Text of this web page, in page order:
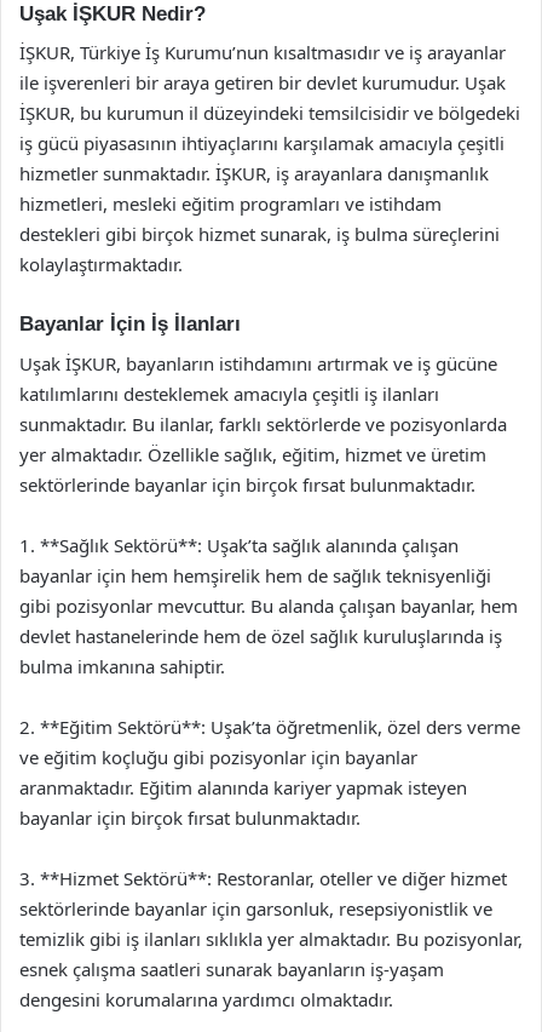
Uşak İŞKUR Nedir?
İŞKUR, Türkiye İş Kurumu’nun kısaltmasıdır ve iş arayanlar
ile işverenleri bir araya getiren bir devlet kurumudur. Uşak
İŞKUR, bu kurumun il düzeyindeki temsilcisidir ve bölgedeki
iş gücü piyasasının ihtiyaçlarını karşılamak amacıyla çeşitli
hizmetler sunmaktadır. İŞKUR, iş arayanlara danışmanlık
hizmetleri, mesleki eğitim programları ve istihdam
destekleri gibi birçok hizmet sunarak, iş bulma süreçlerini
kolaylaştırmaktadır.
Bayanlar İçin İş İlanları
Uşak İŞKUR, bayanların istihdamını artırmak ve iş gücüne
katılımlarını desteklemek amacıyla çeşitli iş ilanları
sunmaktadır. Bu ilanlar, farklı sektörlerde ve pozisyonlarda
yer almaktadır. Özellikle sağlık, eğitim, hizmet ve üretim
sektörlerinde bayanlar için birçok fırsat bulunmaktadır.
1. **Sağlık Sektörü**: Uşak’ta sağlık alanında çalışan
bayanlar için hem hemşirelik hem de sağlık teknisyenliği
gibi pozisyonlar mevcuttur. Bu alanda çalışan bayanlar, hem
devlet hastanelerinde hem de özel sağlık kuruluşlarında iş
bulma imkanına sahiptir.
2. **Eğitim Sektörü**: Uşak’ta öğretmenlik, özel ders verme
ve eğitim koçluğu gibi pozisyonlar için bayanlar
aranmaktadır. Eğitim alanında kariyer yapmak isteyen
bayanlar için birçok fırsat bulunmaktadır.
3. **Hizmet Sektörü**: Restoranlar, oteller ve diğer hizmet
sektörlerinde bayanlar için garsonluk, resepsiyonistlik ve
temizlik gibi iş ilanları sıklıkla yer almaktadır. Bu pozisyonlar,
esnek çalışma saatleri sunarak bayanların iş-yaşam
dengesini korumalarına yardımcı olmaktadır.